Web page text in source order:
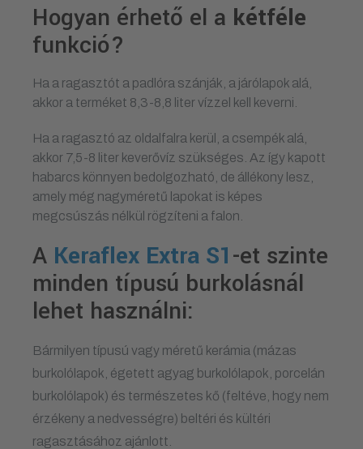
Hogyan érhető el a kétféle
funkció?
Ha a ragasztót a padlóra szánják, a járólapok alá,
akkor a terméket 8,3-8,8 liter vízzel kell keverni.
Ha a ragasztó az oldalfalra kerül, a csempék alá,
akkor 7,5-8 liter keverővíz szükséges. Az így kapott
habarcs könnyen bedolgozható, de állékony lesz,
amely még nagyméretű lapokat is képes
megcsúszás nélkül rögzíteni a falon.
A Keraflex Extra S1-et szinte
minden típusú burkolásnál
lehet használni:
Bármilyen típusú vagy méretű kerámia (mázas
burkolólapok, égetett agyag burkolólapok, porcelán
burkolólapok) és természetes kő (feltéve, hogy nem
érzékeny a nedvességre) beltéri és kültéri
ragasztásához ajánlott.